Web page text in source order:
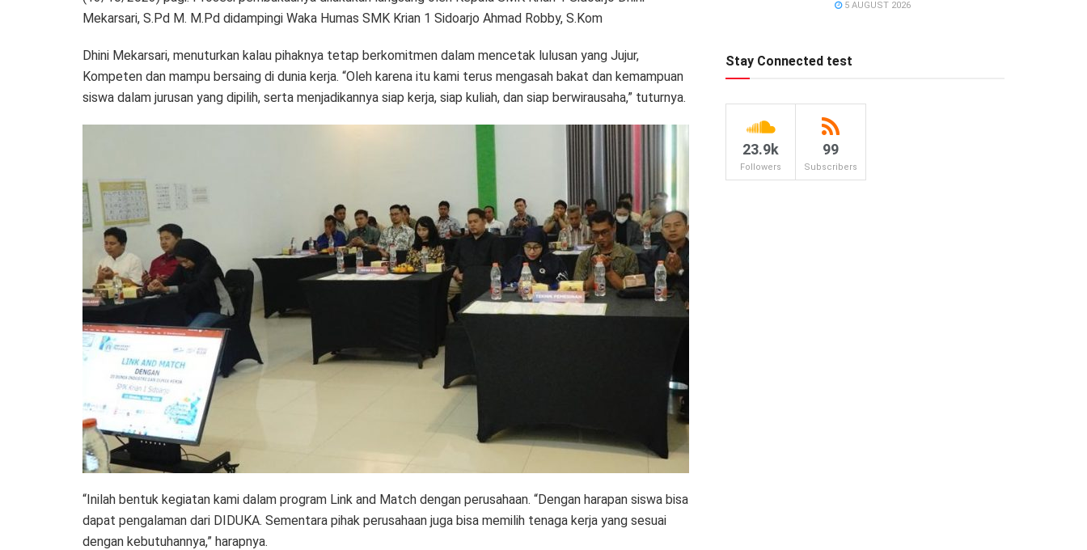
Mekarsari, S.Pd M. M.Pd didampingi Waka Humas SMK Krian 1 Sidoarjo Ahmad Robby, S.Kom
Dhini Mekarsari, menuturkan kalau pihaknya tetap berkomitmen dalam mencetak lulusan yang Jujur,
Kompeten dan mampu bersaing di dunia kerja. “Oleh karena itu kami terus mengasah bakat dan kemampuan
siswa dalam jurusan yang dipilih, serta menjadikannya siap kerja, siap kuliah, dan siap berwirausaha,” tuturnya.
“Inilah bentuk kegiatan kami dalam program Link and Match dengan perusahaan. “Dengan harapan siswa bisa
dapat pengalaman dari DIDUKA. Sementara pihak perusahaan juga bisa memilih tenaga kerja yang sesuai
dengan kebutuhannya,” harapnya.
5 AUGUST 2026
Stay Connected test
23.9k
Followers
99
Subscribers